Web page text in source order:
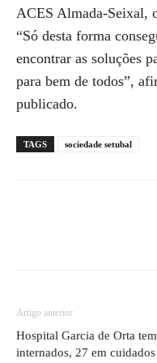
ACES Almada-Seixal,
“Só desta forma
encontrar as soluções
para bem de todos”,
publicado.
TAGS sociedade setubal
Artigo anterior
Hospital Garcia de Orta
internados, 27 em cuidados